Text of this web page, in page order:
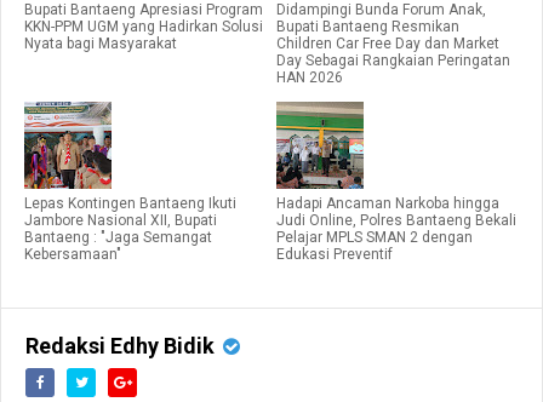
Bupati Bantaeng Apresiasi Program
KKN-PPM UGM yang Hadirkan Solusi
Nyata bagi Masyarakat
Didampingi Bunda Forum Anak,
Bupati Bantaeng Resmikan
Children Car Free Day dan Market
Day Sebagai Rangkaian Peringatan
HAN 2026
Lepas Kontingen Bantaeng Ikuti
Jambore Nasional XII, Bupati
Bantaeng : "Jaga Semangat
Kebersamaan"
Hadapi Ancaman Narkoba hingga
Judi Online, Polres Bantaeng Bekali
Pelajar MPLS SMAN 2 dengan
Edukasi Preventif
Redaksi Edhy Bidik